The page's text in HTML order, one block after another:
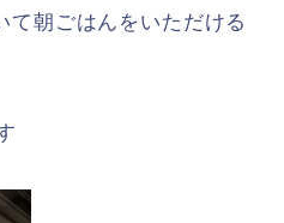
て朝ごはんをいただける